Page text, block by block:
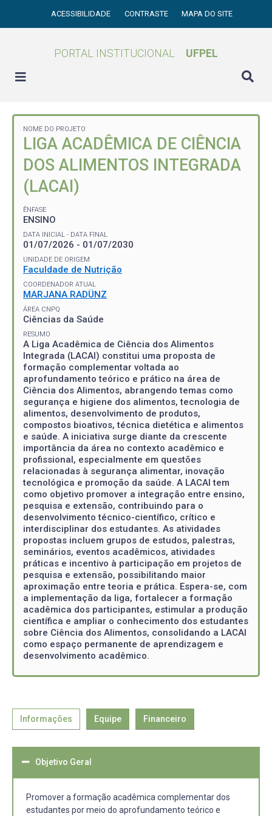
ACESSIBILIDADE CONTRASTE MAPA DO SITE
PORTAL INSTITUCIONAL UFPEL
NOME DO PROJETO
LIGA ACADÊMICA DE CIÊNCIA
DOS ALIMENTOS INTEGRADA
(LACAI)
ÊNFASE
ENSINO
DATA INICIAL - DATA FINAL
01/07/2026 - 01/07/2030
UNIDADE DE ORIGEM
Faculdade de Nutrição
COORDENADOR ATUAL
MARJANA RADÜNZ
ÁREA CNPQ
Ciências da Saúde
RESUMO
A Liga Acadêmica de Ciência dos Alimentos
Integrada (LACAI) constitui uma proposta de
formação complementar voltada ao
aprofundamento teórico e prático na área de
Ciência dos Alimentos, abrangendo temas como
segurança e higiene dos alimentos, tecnologia de
alimentos, desenvolvimento de produtos,
compostos bioativos, técnica dietética e alimentos
e saúde. A iniciativa surge diante da crescente
importância da área no contexto acadêmico e
profissional, especialmente em questões
relacionadas à segurança alimentar, inovação
tecnológica e promoção da saúde. A LACAI tem
como objetivo promover a integração entre ensino,
pesquisa e extensão, contribuindo para o
desenvolvimento técnico-científico, crítico e
interdisciplinar dos estudantes. As atividades
propostas incluem grupos de estudos, palestras,
seminários, eventos acadêmicos, atividades
práticas e incentivo à participação em projetos de
pesquisa e extensão, possibilitando maior
aproximação entre teoria e prática. Espera-se, com
a implementação da liga, fortalecer a formação
acadêmica dos participantes, estimular a produção
científica e ampliar o conhecimento dos estudantes
sobre Ciência dos Alimentos, consolidando a LACAI
como espaço permanente de aprendizagem e
desenvolvimento acadêmico.
Informações Equipe Financeiro
Objetivo Geral
Promover a formação acadêmica complementar dos
estudantes por meio do aprofundamento teórico e